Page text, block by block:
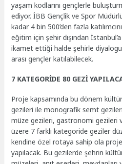
yaşam kodlarını gençlerle
ediyor. İBB Gençlik ve Spor
kadar 4 bin 500’den fazla
eğitim için şehir dışından
ikamet ettiği halde şehirle diyalogu
arası gençler katılabilecek.
7 KATEGORİDE 80 GEZİ
Proje kapsamında bu dönem
gezileri ile monografik semt
müze gezileri, gastronomi gezileri
üzere 7 farklı kategoride geziler
kendine özel rotaya sahip ola
yapılacak. Bu gezilerde şehrin